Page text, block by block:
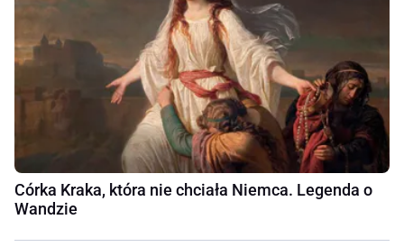
Córka Kraka, która nie chciała Niemca. Legenda o
Wandzie